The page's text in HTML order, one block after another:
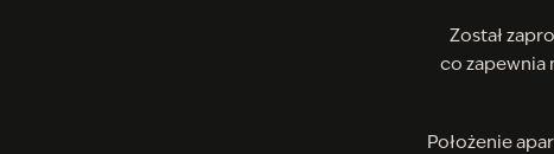
Został
co zapewnia
Położenie